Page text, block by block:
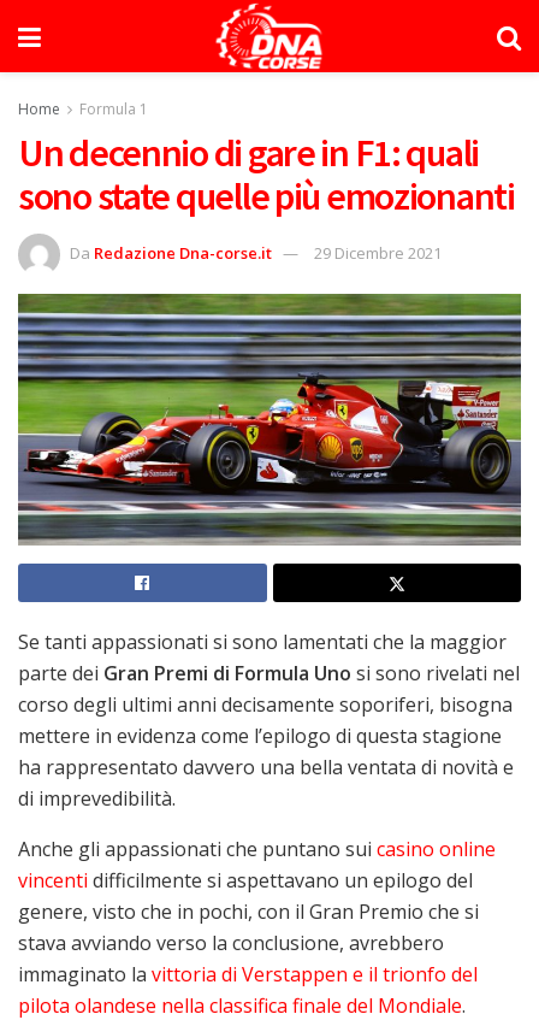
Home Formula 1
Un decennio di gare in F1: quali
sono state quelle più emozionanti
Da Redazione Dna-corse.it 29 Dicembre 2021
Se tanti appassionati si sono lamentati che la maggior
parte dei Gran Premi di Formula Uno si sono rivelati nel
corso degli ultimi anni decisamente soporiferi, bisogna
mettere in evidenza come l’epilogo di questa stagione
ha rappresentato davvero una bella ventata di novità e
di imprevedibilità.
Anche gli appassionati che puntano sui casino online
vincenti difficilmente si aspettavano un epilogo del
genere, visto che in pochi, con il Gran Premio che si
stava avviando verso la conclusione, avrebbero
immaginato la vittoria di Verstappen e il trionfo del
pilota olandese nella classifica finale del Mondiale.